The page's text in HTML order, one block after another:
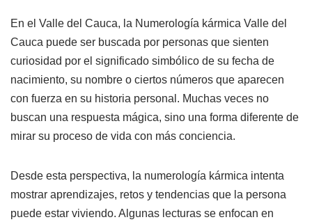
En el Valle del Cauca, la Numerología kármica Valle del
Cauca puede ser buscada por personas que sienten
curiosidad por el significado simbólico de su fecha de
nacimiento, su nombre o ciertos números que aparecen
con fuerza en su historia personal. Muchas veces no
buscan una respuesta mágica, sino una forma diferente de
mirar su proceso de vida con más conciencia.
Desde esta perspectiva, la numerología kármica intenta
mostrar aprendizajes, retos y tendencias que la persona
puede estar viviendo. Algunas lecturas se enfocan en